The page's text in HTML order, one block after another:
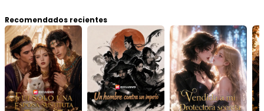
Recomendados recientes